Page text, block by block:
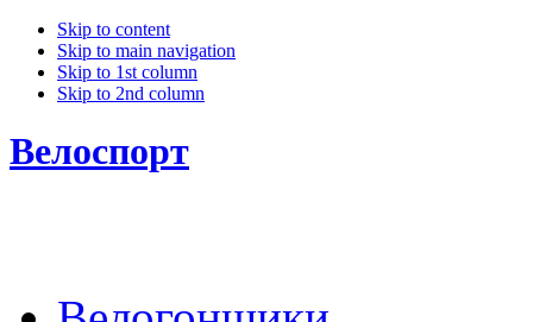
Skip to content
Skip to main navigation
Skip to 1st column
Skip to 2nd column
Велоспорт